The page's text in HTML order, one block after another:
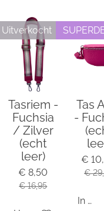
Uitverkocht
Tasriem -
Fuchsia
/ Zilver
(echt
leer)
€ 8,50
€ 16,95
Tas
-
€
€
In